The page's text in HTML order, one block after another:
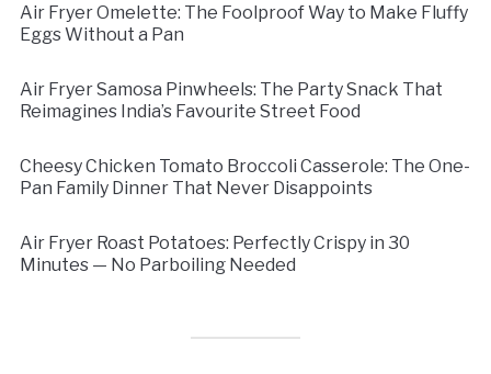
Air Fryer Omelette: The Foolproof Way to Make Fluffy
Eggs Without a Pan
Air Fryer Samosa Pinwheels: The Party Snack That
Reimagines India’s Favourite Street Food
Cheesy Chicken Tomato Broccoli Casserole: The One-
Pan Family Dinner That Never Disappoints
Air Fryer Roast Potatoes: Perfectly Crispy in 30
Minutes — No Parboiling Needed